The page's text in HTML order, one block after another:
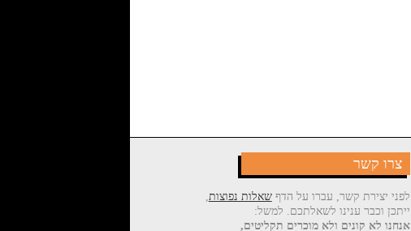
צרו קשר
לפני יצירת קשר, עברו על הדףשאלות נפוצות,
ייתכן וכבר ענינו לשאלתכם. למשל:
אנחנו לא קונים ולא מוכרים תקליטים,